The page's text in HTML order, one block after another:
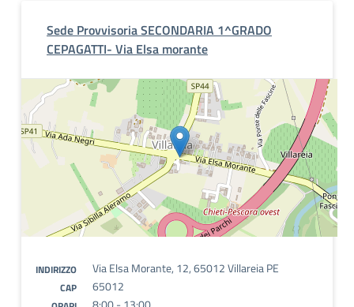
Sede Provvisoria SECONDARIA 1^GRADO
CEPAGATTI- Via Elsa morante
INDIRIZZO Via Elsa Morante, 12, 65012 Villareia PE
CAP 65012